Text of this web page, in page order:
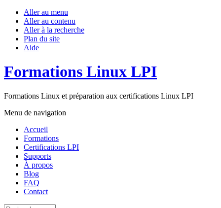
Aller au menu
Aller au contenu
Aller à la recherche
Plan du site
Aide
Formations Linux LPI
Formations Linux et préparation aux certifications Linux LPI
Menu de navigation
Accueil
Formations
Certifications LPI
Supports
À propos
Blog
FAQ
Contact